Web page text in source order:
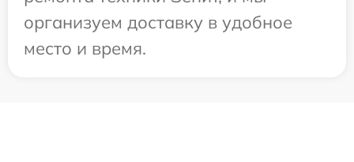
организуем доставку в удобное
место и время.